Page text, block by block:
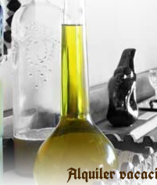
Alquiler